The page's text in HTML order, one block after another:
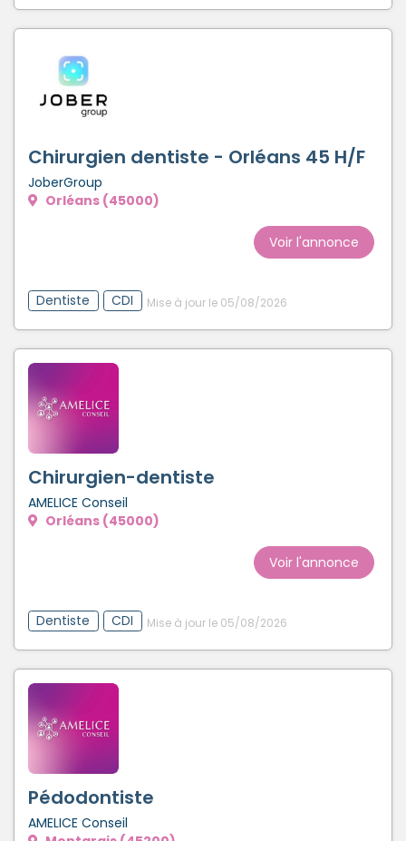
Chirurgien dentiste - Orléans 45 H/F
JoberGroup
Orléans (45000)
Voir l'annonce
Dentiste CDI Mise à jour le 05/08/2026
Chirurgien-dentiste
AMELICE Conseil
Orléans (45000)
Voir l'annonce
Dentiste CDI Mise à jour le 05/08/2026
Pédodontiste
AMELICE Conseil